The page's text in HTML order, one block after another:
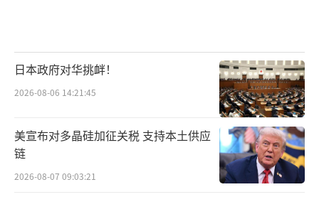
日本政府对华挑衅！
2026-08-06 14:21:45
美宣布对多晶硅加征关税 支持本土供应
链
2026-08-07 09:03:21